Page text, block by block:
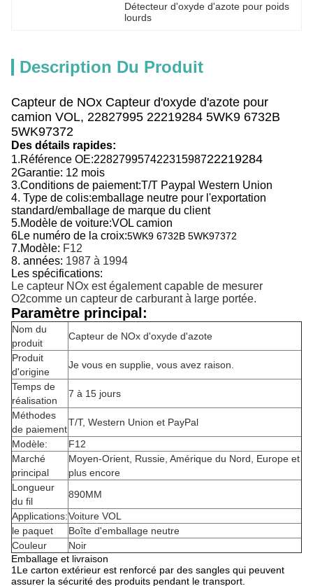
Détecteur d'oxyde d'azote pour poids
lourds
Description Du Produit
Capteur de NOx Capteur d'oxyde d'azote pour
camion VOL, 22827995 22219284 5WK9 6732B
5WK97372
Des détails rapides:
1.Référence OE:22827995742231598722219284
2Garantie: 12 mois
3.Conditions de paiement:T/T Paypal Western Union
4. Type de colis:emballage neutre pour l'exportation
standard/emballage de marque du client
5.Modèle de voiture:VOL camion
6Le numéro de la croix:5WK9 6732B 5WK97372
7.Modèle: F12
8. années: 1987 à 1994
Les spécifications:
Le capteur NOx est également capable de mesurer
O2comme un capteur de carburant à large portée.
Paramètre principal:
Nom du
produit
Capteur de NOx d'oxyde d'azote
Produit
d'origine
Je vous en supplie, vous avez raison.
Temps de
réalisation
7 à 15 jours
Méthodes
de paiement
T/T, Western Union et PayPal
Modèle:
F12
Marché
principal
Moyen-Orient, Russie, Amérique du Nord, Europe et
plus encore
Longueur
du fil
890MM
Applications:Voiture VOL
le paquet
Boîte d'emballage neutre
Couleur
Noir
Emballage et livraison
1Le carton extérieur est renforcé par des sangles qui peuvent
assurer la sécurité des produits pendant le transport.